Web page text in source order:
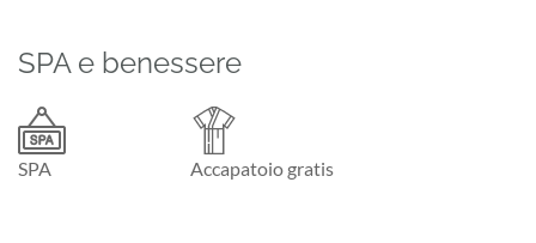
SPA e benessere
SPA Accapatoio gratis